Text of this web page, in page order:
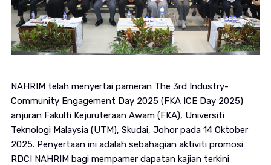
NAHRIM telah menyertai pameran The 3rd Industry-
Community Engagement Day 2025 (FKA ICE Day 2025)
anjuran Fakulti Kejuruteraan Awam (FKA), Universiti
Teknologi Malaysia (UTM), Skudai, Johor pada 14 Oktober
2025. Penyertaan ini adalah sebahagian aktiviti promosi
RDCI NAHRIM bagi mempamer dapatan kajian terkini